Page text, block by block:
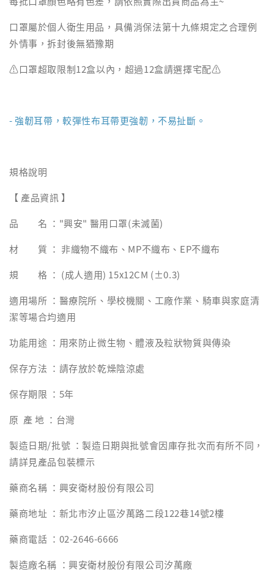
口罩屬於個人衛生用品，具備消保法第十九條規定之合理例
外情事，拆封後無猶豫期
⚠️口罩超取限制12盒以內，超過12盒請選擇宅配⚠️
- 強韌耳帶，較彈性布耳帶更強韌，不易扯斷。
規格說明
【 產品資訊 】
品 名 ："興安" 醫用口罩(未滅菌)
材 質 ： 非織物不織布、MP不織布、EP不織布
規 格 ： (成人適用) 15x12CM (±0.3)
適用場所 ：醫療院所、學校機關、工廠作業、騎車與家庭清
潔等場合均適用
功能用途 ：用來防止微生物、體液及粒狀物質與傳染
保存方法 ：請存放於乾燥陰涼處
保存期限 ：5年
原 產 地 ：台灣
製造日期/批號 ：製造日期與批號會因庫存批次而有所不同，
請詳見產品包裝標示
藥商名稱 ：興安衛材股份有限公司
藥商地址 ：新北市汐止區汐萬路二段122巷14號2樓
藥商電話 ：02-2646-6666
製造廠名稱 ：興安衛材股份有限公司汐萬廠